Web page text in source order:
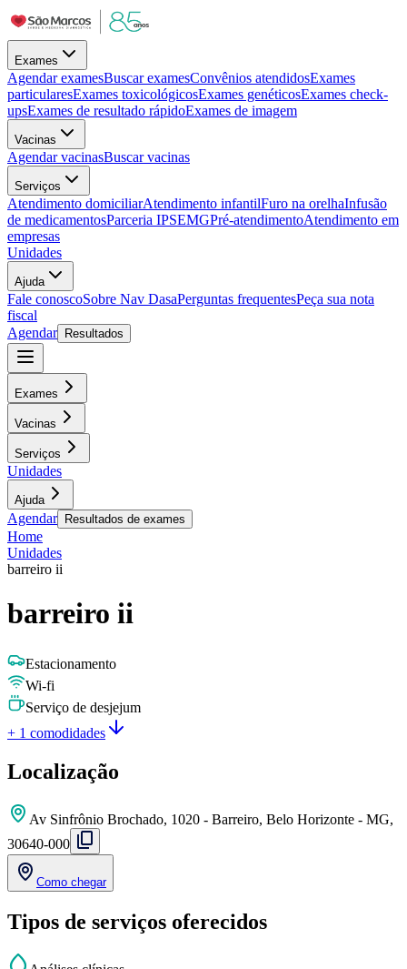
Exames
Agendar examesBuscar examesConvênios atendidosExames
particularesExames toxicológicosExames genéticosExames check-
upsExames de resultado rápidoExames de imagem
Vacinas
Agendar vacinasBuscar vacinas
Serviços
Atendimento domiciliarAtendimento infantilFuro na orelhaInfusão
de medicamentosParceria IPSEMGPré-atendimentoAtendimento em
empresas
Unidades
Ajuda
Fale conoscoSobre Nav DasaPerguntas frequentesPeça sua nota
fiscal
Agendar
Resultados
Exames
Vacinas
Serviços
Unidades
Ajuda
Agendar Resultados de exames
Home
Unidades
barreiro ii
barreiro ii
Estacionamento
Wi-fi
Serviço de desjejum
+ 1 comodidades
Localização
Av Sinfrônio Brochado, 1020 - Barreiro, Belo Horizonte - MG,
30640-000
Como chegar
Tipos de serviços oferecidos